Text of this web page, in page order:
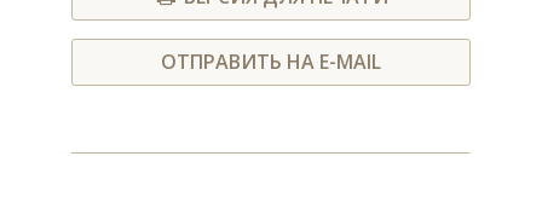
ОТПРАВИТЬ НА E-MAIL